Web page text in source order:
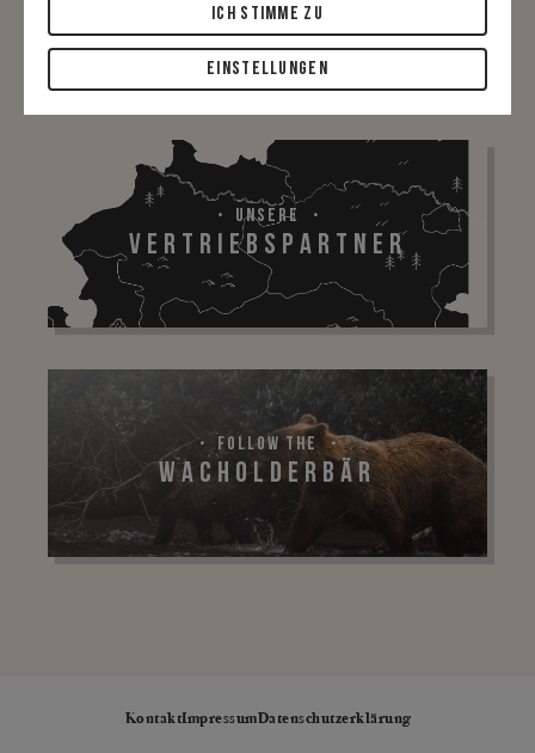
BIC: OBLAAT2L / IBAN: AT92 5400 0000
0076 1718
Unsere
Vertriebspartner
Follow The
Wacholderbär
KontaktImpressumDatenschutzerklärung
ICH STIMME ZU
EINSTELLUNGEN